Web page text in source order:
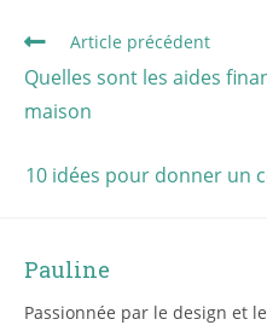
Article précédent
Quelles sont les aides
maison
10 idées pour donner un
Pauline
Passionnée par le design et